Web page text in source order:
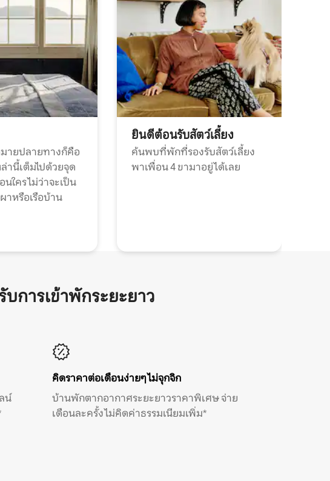
ายปลายทางก็คือ
านี้เต็มไปด้วยจุด
ใคร ไม่ว่าจะเป็น
าหรือเรือบ้าน
ยินดีต้อนรับสัตว์เลี้ยง
ค้นพบที่พักที่รองรับสัตว์เลี้ยง
พาเพื่อน 4 ขามาอยู่ได้เลย
การเข้าพักระยะยาว
น์
คิดราคาต่อเดือนง่ายๆ ไม่จุกจิก
บ้านพักตากอากาศระยะยาวราคาพิเศษ จ่าย
เดือนละครั้ง ไม่คิดค่าธรรมเนียมเพิ่ม*